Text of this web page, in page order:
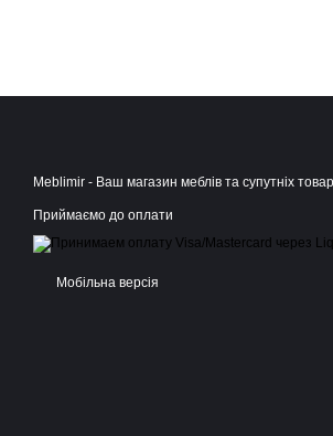
Meblimir - Ваш магазин меблів та супутніх
Приймаємо до оплати
Мобільна версія